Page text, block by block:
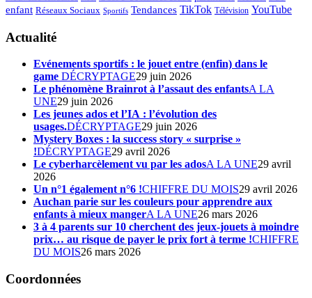
enfant Réseaux Sociaux Sportifs Tendances TikTok Télévision YouTube
Actualité
Evénements sportifs : le jouet entre (enfin) dans le
game DÉCRYPTAGE29 juin 2026
Le phénomène Brainrot à l’assaut des enfantsA LA
UNE29 juin 2026
Les jeunes ados et l’IA : l’évolution des
usages.DÉCRYPTAGE29 juin 2026
Mystery Boxes : la success story « surprise »
!DÉCRYPTAGE29 avril 2026
Le cyberharcèlement vu par les adosA LA UNE29 avril
2026
Un n°1 également n°6 !CHIFFRE DU MOIS29 avril 2026
Auchan parie sur les couleurs pour apprendre aux
enfants à mieux mangerA LA UNE26 mars 2026
3 à 4 parents sur 10 cherchent des jeux-jouets à moindre
prix… au risque de payer le prix fort à terme !CHIFFRE
DU MOIS26 mars 2026
Coordonnées